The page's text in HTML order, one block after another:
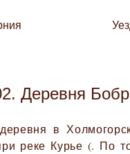
Деревня
в
реке Курье (. По